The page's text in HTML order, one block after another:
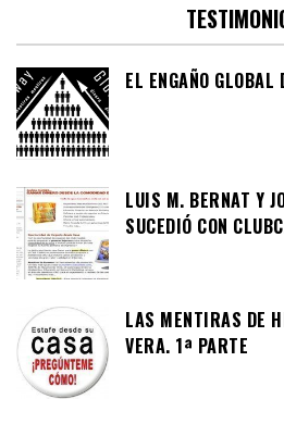
EL ENGAÑO GLOBAL
LUIS M. BERNAT Y
SUCEDIÓ CON
LAS MENTIRAS DE
VERA. 1ª PARTE